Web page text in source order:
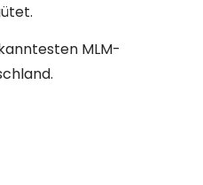
MLM-